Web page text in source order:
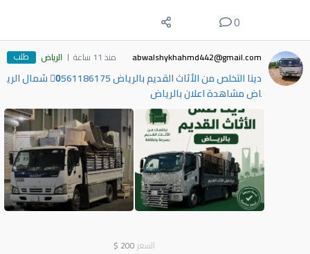
0
abwalshykhahmd442@gmail.com منذ 11 ساعة الرياض طلب
دينا التخلص من الأثاث القديم بالرياض 0َ561186175 شمال الري
اض مشاهدة اعلان بالرياض
السعر 200
$